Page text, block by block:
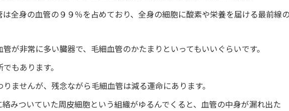
全身の血管の９９％を占めており、全身の細胞に酸素や栄養を届ける最前線の
が非常に多い臓器で、毛細血管のかたまりといってもいいぐらいです。
もあります。
ませんが、残念ながら毛細血管は減る運命にあります。
みついていた周皮細胞という組織がゆるんでくると、血管の中身が漏れ出た